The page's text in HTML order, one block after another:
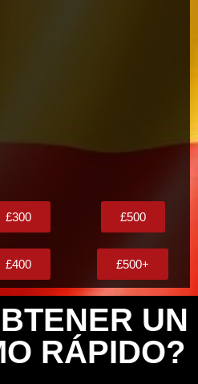
£300 £500
£400 £500+
UN
RÁPIDO?